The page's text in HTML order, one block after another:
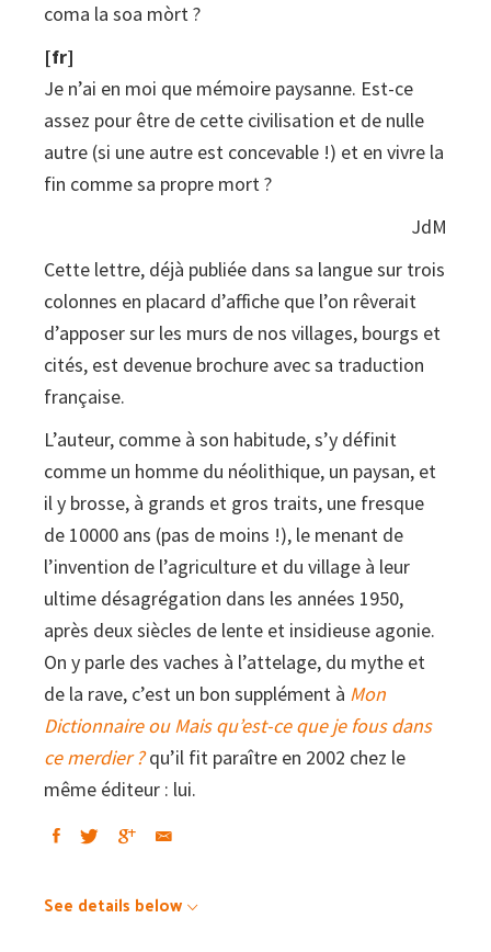
quantity
coma la soa mòrt ?
[fr]
Je n’ai en moi que mémoire paysanne. Est-ce
assez pour être de cette civilisation et de nulle
autre (si une autre est concevable !) et en vivre la
fin comme sa propre mort ?
JdM
Cette lettre, déjà publiée dans sa langue sur trois
colonnes en placard d’affiche que l’on rêverait
d’apposer sur les murs de nos villages, bourgs et
cités, est devenue brochure avec sa traduction
française.
L’auteur, comme à son habitude, s’y définit
comme un homme du néolithique, un paysan, et
il y brosse, à grands et gros traits, une fresque
de 10000 ans (pas de moins !), le menant de
l’invention de l’agriculture et du village à leur
ultime désagrégation dans les années 1950,
après deux siècles de lente et insidieuse agonie.
On y parle des vaches à l’attelage, du mythe et
de la rave, c’est un bon supplément à Mon
Dictionnaire ou Mais qu’est-ce que je fous dans
ce merdier ?qu’il fit paraître en 2002 chez le
même éditeur : lui.
See details below